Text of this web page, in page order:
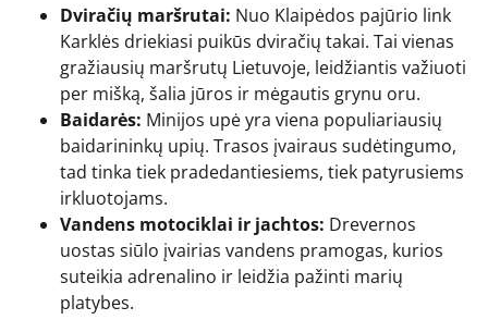
Dviračių maršrutai: Nuo Klaipėdos pajūrio link
Karklės driekiasi puikūs dviračių takai. Tai vienas
gražiausių maršrutų Lietuvoje, leidžiantis važiuoti
per mišką, šalia jūros ir mėgautis grynu oru.
Baidarės: Minijos upė yra viena populiariausių
baidarininkų upių. Trasos įvairaus sudėtingumo,
tad tinka tiek pradedantiesiems, tiek patyrusiems
irkluotojams.
Vandens motociklai ir jachtos: Drevernos
uostas siūlo įvairias vandens pramogas, kurios
suteikia adrenalino ir leidžia pažinti marių
platybes.